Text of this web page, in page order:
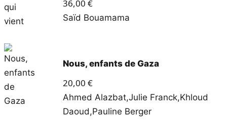
36,00 €
Saïd Bouamama
Nous, enfants de Gaza
20,00 €
Ahmed Alazbat,Julie Franck,Khloud
Daoud,Pauline Berger